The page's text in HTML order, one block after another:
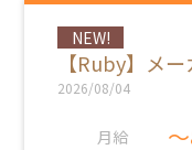
NEW!
【Ruby】メ
2026/08/04
月給